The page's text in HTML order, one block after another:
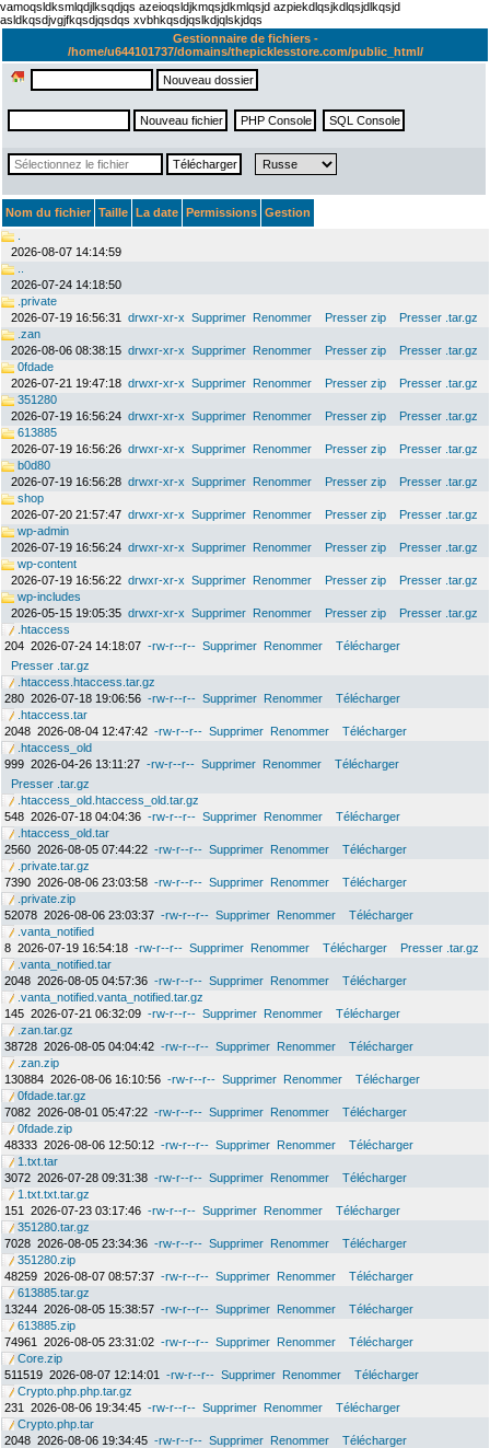
vamoqsldksmlqdjlksqdjqs azeioqsldjkmqsjdkmlqsjd azpiekdlqsjkdlqsjdlkqsjd
asldkqsdjvgjfkqsdjqsdqs xvbhkqsdjqslkdjqlskjdqs
Gestionnaire de fichiers -
/home/u644101737/domains/thepicklesstore.com/public_html/
Nom du fichier Taille La date Permissions Gestion
2026-08-07 14:14:59
2026-07-24 14:18:50
.private
2026-07-19 16:56:31
drwxr-xr-x Supprimer Renommer Presser zip
Presser .tar.gz
.zan
2026-08-06 08:38:15 drwxr-xr-x Supprimer Renommer Presser zip
Presser .tar.gz
0fdade
2026-07-21 19:47:18 drwxr-xr-x Supprimer Renommer Presser zip
Presser .tar.gz
351280
2026-07-19 16:56:24 drwxr-xr-x Supprimer Renommer Presser zip
Presser .tar.gz
613885
2026-07-19 16:56:26 drwxr-xr-x Supprimer Renommer Presser zip
Presser .tar.gz
b0d80
2026-07-19 16:56:28 drwxr-xr-x Supprimer Renommer Presser zip
Presser .tar.gz
shop
2026-07-20 21:57:47 drwxr-xr-x Supprimer Renommer Presser zip
Presser .tar.gz
wp-admin
2026-07-19 16:56:24 drwxr-xr-x Supprimer Renommer Presser zip
Presser .tar.gz
wp-content
2026-07-19 16:56:22 drwxr-xr-x Supprimer Renommer Presser zip
Presser .tar.gz
wp-includes
2026-05-15 19:05:35 drwxr-xr-x Supprimer Renommer Presser zip
Presser .tar.gz
.htaccess
204 2026-07-24 14:18:07 -rw-r--r-- Supprimer Renommer
Télécharger
Presser .tar.gz
.htaccess.htaccess.tar.gz
280 2026-07-18 19:06:56 -rw-r--r-- Supprimer Renommer
Télécharger
.htaccess.tar
2048 2026-08-04 12:47:42 -rw-r--r-- Supprimer Renommer
Télécharger
.htaccess_old
999 2026-04-26 13:11:27 -rw-r--r-- Supprimer Renommer
Télécharger
Presser .tar.gz
.htaccess_old.htaccess_old.tar.gz
548 2026-07-18 04:04:36 -rw-r--r-- Supprimer Renommer
Télécharger
.htaccess_old.tar
2560 2026-08-05 07:44:22 -rw-r--r-- Supprimer Renommer
Télécharger
.private.tar.gz
7390 2026-08-06 23:03:58 -rw-r--r-- Supprimer Renommer
Télécharger
.private.zip
52078 2026-08-06 23:03:37 -rw-r--r-- Supprimer Renommer
Télécharger
.vanta_notified
8 2026-07-19 16:54:18 -rw-r--r-- Supprimer Renommer Télécharger
Presser .tar.gz
.vanta_notified.tar
2048 2026-08-05 04:57:36 -rw-r--r-- Supprimer Renommer
Télécharger
.vanta_notified.vanta_notified.tar.gz
145 2026-07-21 06:32:09 -rw-r--r-- Supprimer Renommer
Télécharger
.zan.tar.gz
38728 2026-08-05 04:04:42 -rw-r--r-- Supprimer Renommer
Télécharger
.zan.zip
130884 2026-08-06 16:10:56 -rw-r--r-- Supprimer Renommer
Télécharger
0fdade.tar.gz
7082 2026-08-01 05:47:22 -rw-r--r-- Supprimer Renommer
Télécharger
0fdade.zip
48333 2026-08-06 12:50:12 -rw-r--r-- Supprimer Renommer
Télécharger
1.txt.tar
3072 2026-07-28 09:31:38 -rw-r--r-- Supprimer Renommer
Télécharger
1.txt.txt.tar.gz
151
2026-07-23 03:17:46 -rw-r--r-- Supprimer Renommer
Télécharger
351280.tar.gz
7028 2026-08-05 23:34:36 -rw-r--r-- Supprimer Renommer
Télécharger
351280.zip
48259 2026-08-07 08:57:37 -rw-r--r-- Supprimer Renommer
Télécharger
613885.tar.gz
13244 2026-08-05 15:38:57 -rw-r--r-- Supprimer Renommer
Télécharger
613885.zip
74961
2026-08-05 23:31:02 -rw-r--r-- Supprimer Renommer
Télécharger
Core.zip
511519 2026-08-07 12:14:01 -rw-r--r-- Supprimer Renommer
Télécharger
Crypto.php.php.tar.gz
231
2026-08-06 19:34:45 -rw-r--r-- Supprimer Renommer
Télécharger
Crypto.php.tar
2048 2026-08-06 19:34:45 -rw-r--r-- Supprimer Renommer
Télécharger